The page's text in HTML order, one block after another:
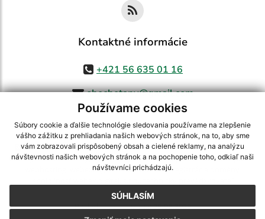
Používame cookies
Súbory cookie a ďalšie technológie sledovania používame na zlepšenie
vášho zážitku z prehliadania našich webových stránok, na to, aby sme
vám zobrazovali prispôsobený obsah a cielené reklamy, na analýzu
návštevnosti našich webových stránok a na pochopenie toho, odkiaľ naši
návštevníci prichádzajú.
SÚHLASÍM
Kontaktné informácie
+421 56 635 01 16
obecbotany@gmail.com
využite možnosť získavania aktuálnych informácií s využitím RSS
CMS systém (redakčný) systém ECHELON 2,Mapa stránok,web portál
webex.digital, s.r.o.,domény,registrácia domény
Posledná aktualizácia:05.08.2026